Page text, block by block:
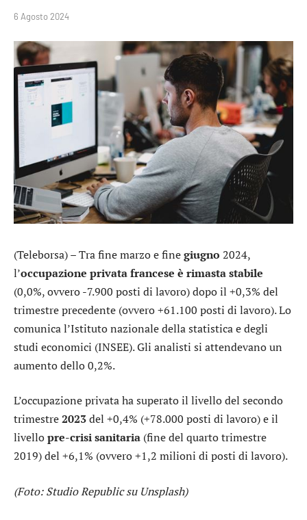
6 Agosto 2024
(Teleborsa) – Tra fine marzo e finegiugno 2024,
l’occupazione privata francese è rimasta stabile
(0,0%, ovvero -7.900 posti di lavoro) dopo il +0,3% del
trimestre precedente (ovvero +61.100 posti di lavoro). Lo
comunica l’Istituto nazionale della statistica e degli
studi economici (INSEE). Gli analisti si attendevano un
aumento dello 0,2%.
L’occupazione privata ha superato il livello del secondo
trimestre2023del +0,4% (+78.000 posti di lavoro) e il
livellopre-crisi sanitaria (fine del quarto trimestre
2019) del +6,1% (ovvero +1,2 milioni di posti di lavoro).
(Foto: Studio Republic su Unsplash)